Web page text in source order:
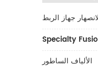
جهاز الربط
Specialty
الألياف الساطور